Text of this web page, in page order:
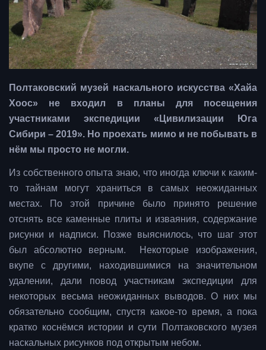
Полтаковский музей наскального искусства «Хайа
Хоос» не входил в планы для посещения
участниками экспедиции «Цивилизации Юга
Сибири – 2019». Но проехать мимо и не побывать в
нём мы просто не могли.
Из собственного опыта знаю, что иногда ключи к каким-
то тайнам могут храниться в самых неожиданных
местах. По этой причине было принято решение
отснять все каменные плиты и изваяния, содержание
рисунки и надписи. Позже выяснилось, что шаг этот
был абсолютно верным. Некоторые изображения,
вкупе с другими, находившимися на значительном
удалении, дали повод участникам экспедиции для
некоторых весьма неожиданных выводов. О них мы
обязательно сообщим, спустя какое-то время, а пока
кратко коснёмся истории и сути Полтаковского музея
наскальных рисунков под открытым небом.